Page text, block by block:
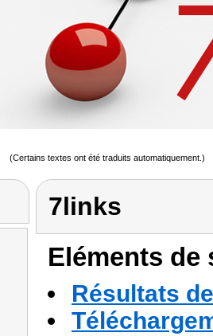
(Certains textes ont été traduits automatiquement.)
7links
Eléments
Résultats